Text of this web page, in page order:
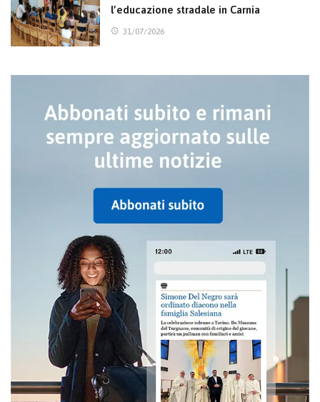
l’educazione stradale in Carnia
31/07/2026